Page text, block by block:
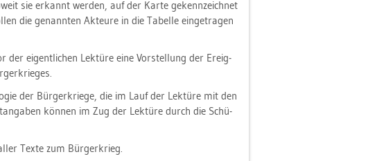
sie er­kannt wer­den, auf der Karte ge­kenn­zeich­net
die ge­nann­ten Ak­teu­re in die Ta­bel­le ein­ge­tra­gen
der ei­gent­li­chen Lek­tü­re eine Vor­stel­lung der Er­eig­
der Bür­ger­krie­ge, die im Lauf der Lek­tü­re mit den
kön­nen im Zug der Lek­tü­re durch die Schü­
Texte zum Bür­ger­krieg.